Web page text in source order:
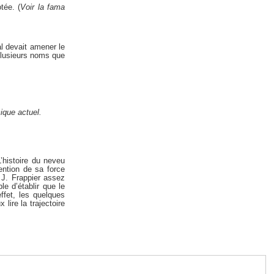
(Voir la fama
devait amener le
noms que
actuel.
du neveu
de sa force
Frappier assez
d’établir que le
les quelques
lire la trajectoire